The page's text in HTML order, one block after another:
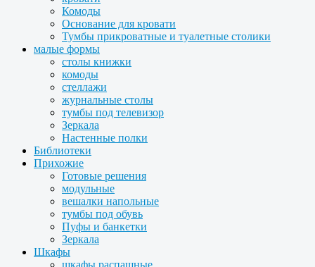
Комоды
Основание для кровати
Тумбы прикроватные и туалетные столики
малые формы
столы книжки
комоды
стеллажи
журнальные столы
тумбы под телевизор
Зеркала
Настенные полки
Библиотеки
Прихожие
Готовые решения
модульные
вешалки напольные
тумбы под обувь
Пуфы и банкетки
Зеркала
Шкафы
шкафы распашные